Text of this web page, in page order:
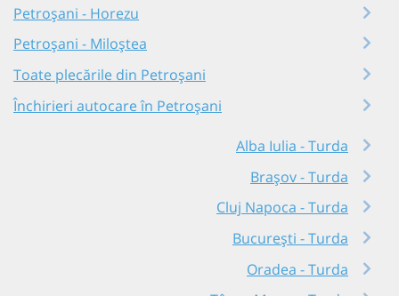
Petroșani - Horezu
Petroșani - Miloștea
Toate plecările din Petroșani
Închirieri autocare în Petroșani
Alba Iulia - Turda
Brașov - Turda
Cluj Napoca - Turda
București - Turda
Oradea - Turda